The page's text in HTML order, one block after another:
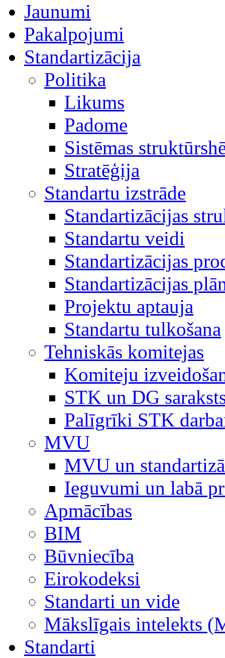
Jaunumi
Pakalpojumi
Standartizācija
Politika
Likums
Padome
Sistēmas
Stratēģija
Standartu izstrāde
Standartizācijas
Standartu veidi
Standartizācijas
Standartizācijas
Projektu aptauja
Standartu tulkošana
Tehniskās komitejas
Komiteju
STK un DG
Palīgrīki STK
MVU
MVU un
Ieguvumi un labā
Apmācības
BIM
Būvniecība
Eirokodeksi
Standarti un vide
Mākslīgais intelekts
Standarti